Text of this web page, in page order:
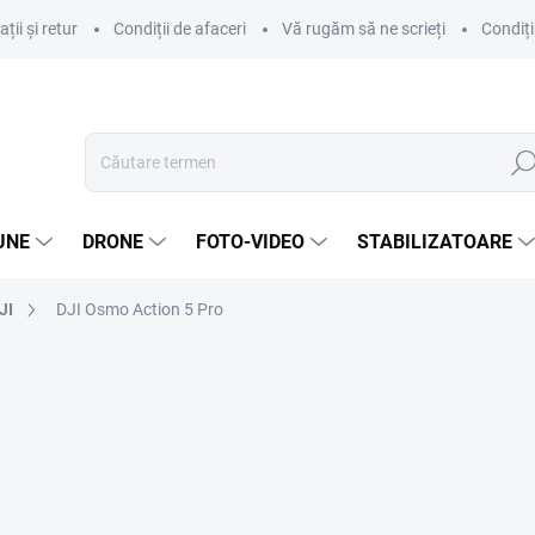
și retur Condiții de afaceri Vă rugăm să ne scrieți
DRONE FOTO-VIDEO STABILIZATOARE
DJI Osmo Action 5 Pro